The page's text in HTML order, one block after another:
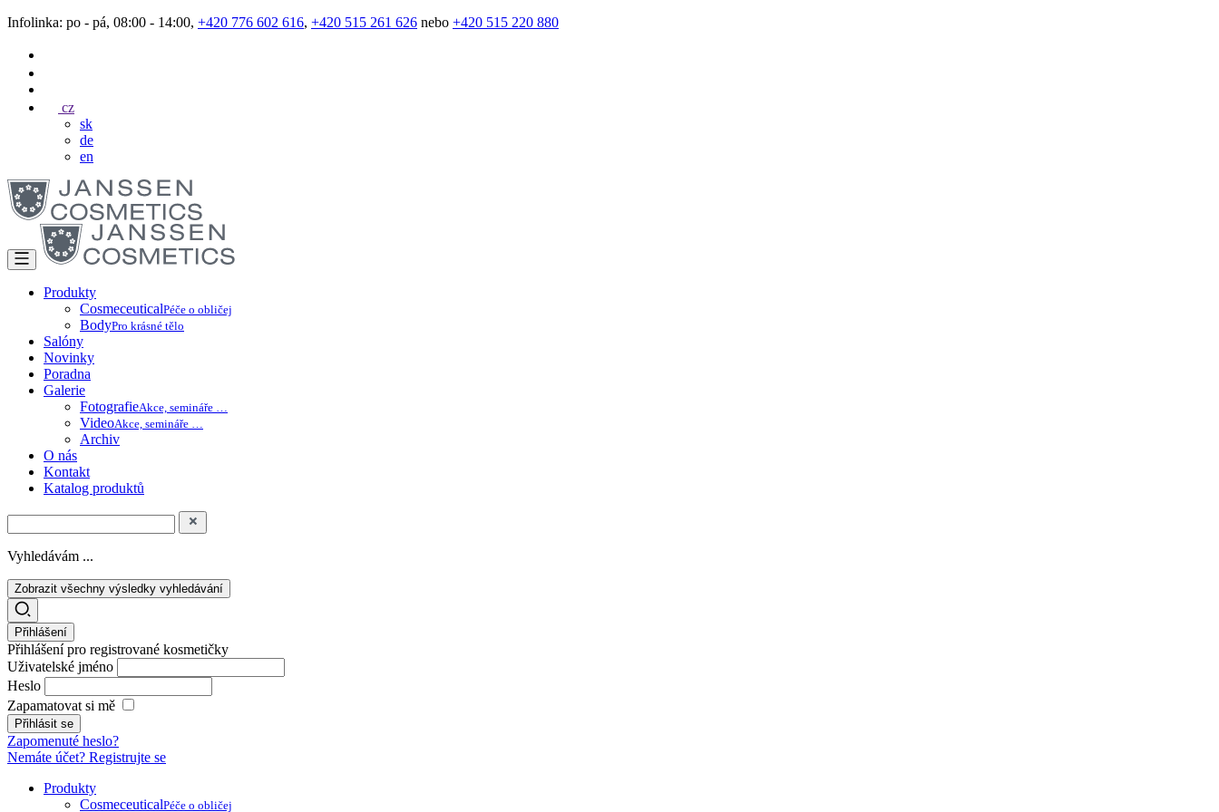
Infolinka: po - pá, 08:00 - 14:00, +420 776 602 616, +420 515 261 626 nebo +420 515 220 880
cz
sk
de
en
Produkty
CosmeceuticalPéče o obličej
BodyPro krásné tělo
Salóny
Novinky
Poradna
Galerie
FotografieAkce, semináře …
VideoAkce, semináře …
Archiv
O nás
Kontakt
Katalog produktů
Vyhledávám ...
Zobrazit všechny výsledky vyhledávání
Přihlášení
Přihlášení pro registrované kosmetičky
Uživatelské jméno
Heslo
Zapamatovat si mě
Zapomenuté heslo?
Nemáte účet? Registrujte se
Produkty
CosmeceuticalPéče o obličej